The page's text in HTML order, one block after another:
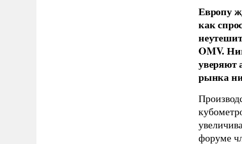
Европу
как
OMV.
уверяют
рынка
форуме